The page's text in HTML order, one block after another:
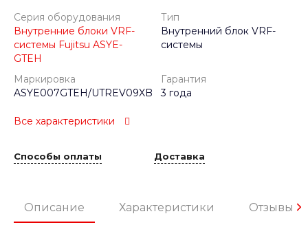
Серия оборудования
Внутренние блоки VRF-
системы Fujitsu ASYE-
GTEH
Тип
Внутренний блок VRF-
системы
Маркировка
ASYE007GTEH/UTREV09XB
Гарантия
3 года
Все характеристики
Способы оплаты Доставка
Описание Характеристики Отзывы